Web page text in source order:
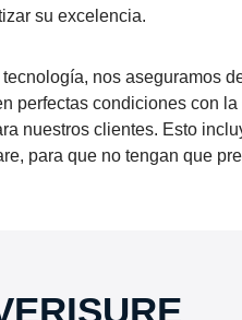
su excelencia.
nos aseguramos
perfectas condiciones con la
nuestros clientes. Esto
para que no tengan que